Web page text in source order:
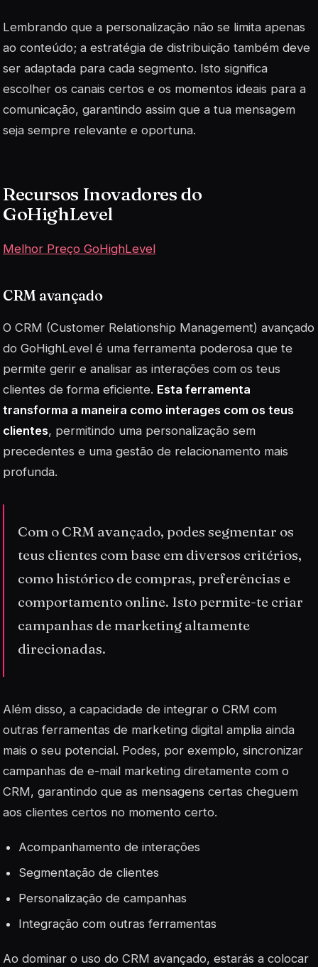
Lembrando que a personalização não se limita apenas
ao conteúdo; a estratégia de distribuição também deve
ser adaptada para cada segmento. Isto significa
escolher os canais certos e os momentos ideais para a
comunicação, garantindo assim que a tua mensagem
seja sempre relevante e oportuna.
Recursos Inovadores do
GoHighLevel
Melhor Preço GoHighLevel
CRM avançado
O CRM (Customer Relationship Management) avançado
do GoHighLevel é uma ferramenta poderosa que te
permite gerir e analisar as interações com os teus
clientes de forma eficiente. Esta ferramenta
transforma a maneira como interages com os teus
clientes, permitindo uma personalização sem
precedentes e uma gestão de relacionamento mais
profunda.
Com o CRM avançado, podes segmentar os
teus clientes com base em diversos critérios,
como histórico de compras, preferências e
comportamento online. Isto permite-te criar
campanhas de marketing altamente
direcionadas.
Além disso, a capacidade de integrar o CRM com
outras ferramentas de marketing digital amplia ainda
mais o seu potencial. Podes, por exemplo, sincronizar
campanhas de e-mail marketing diretamente com o
CRM, garantindo que as mensagens certas cheguem
aos clientes certos no momento certo.
Acompanhamento de interações
Segmentação de clientes
Personalização de campanhas
Integração com outras ferramentas
Ao dominar o uso do CRM avançado, estarás a colocar